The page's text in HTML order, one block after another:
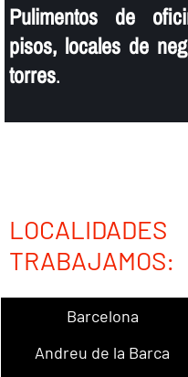
Pulimentos de
pisos, locales de
torres.
TRABAJAMOS:
Barcelona
Andreu de la Barca